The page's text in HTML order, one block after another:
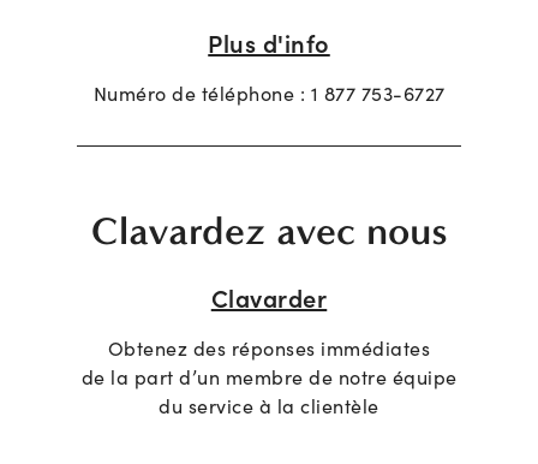
Plus d'info
Numéro de téléphone : 1 877 753-6727
Clavardez avec nous
Clavarder
Obtenez des réponses immédiates
de la part d’un membre de notre équipe
du service à la clientèle